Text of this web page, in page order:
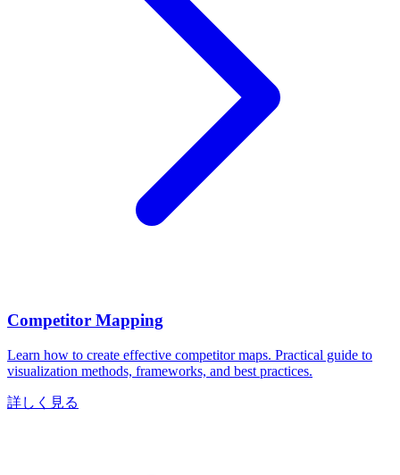
Competitor Mapping
Learn how to create effective competitor maps. Practical guide to
visualization methods, frameworks, and best practices.
詳しく見る